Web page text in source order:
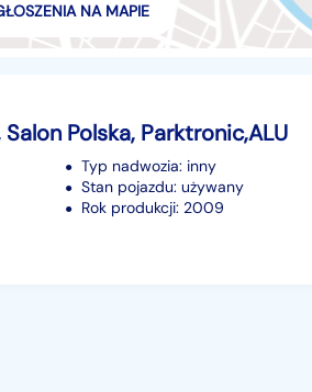
NA MAPIE
Polska, Parktronic,ALU
Typ nadwozia: inny
Stan pojazdu: używany
Rok produkcji: 2009